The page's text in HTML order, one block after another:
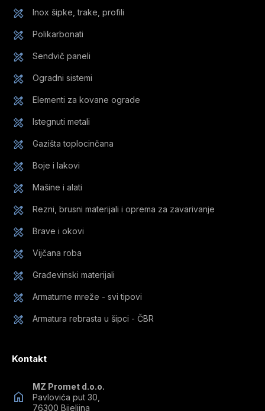
Inox šipke, trake, profili
Polikarbonati
Sendvič paneli
Ogradni sistemi
Elementi za kovane ograde
Istegnuti metali
Gazišta toplocinčana
Boje i lakovi
Mašine i alati
Rezni, brusni materijali i oprema za zavarivanje
Brave i okovi
Vijčana roba
Građevinski materijali
Armaturne mreže - svi tipovi
Armatura rebrasta u šipci - ČBR
Kontakt
MZ Promet d.o.o.
Pavlovića put 30,
76300 Bijeljina